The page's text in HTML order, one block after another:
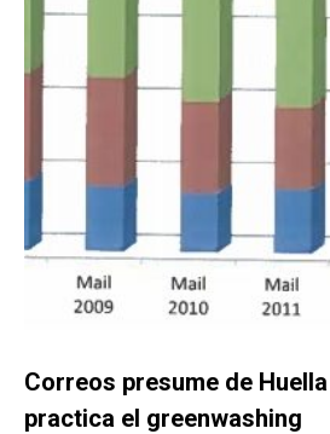
Correos presume de
practica el greenwashing